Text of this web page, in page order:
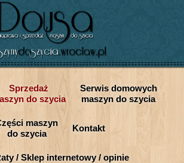
Sprzedaż
do szycia
Serwis domowych
maszyn do szycia
maszyn
do szycia
Kontakt
/ Sklep internetowy / opinie